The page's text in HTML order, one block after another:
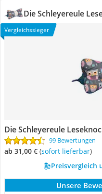
Die Schleyereule
Vergleichssieger
Die Schleyereule
99 Bewertungen
ab 31,00 € ( Sofort lieferbar)
Preisvergleich
Unsere